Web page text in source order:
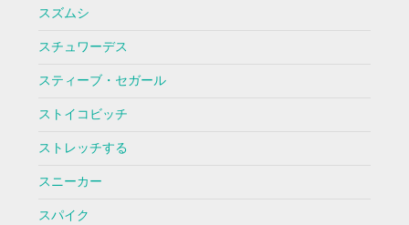
スズムシ
スチュワーデス
スティーブ・セガール
ストイコビッチ
ストレッチする
スニーカー
スパイク